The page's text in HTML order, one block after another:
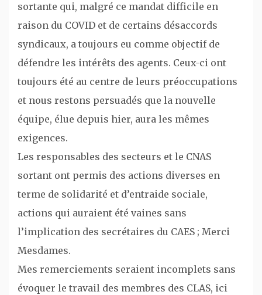
sortante qui, malgré ce mandat difficile en
raison du COVID et de certains désaccords
syndicaux, a toujours eu comme objectif de
défendre les intérêts des agents. Ceux-ci ont
toujours été au centre de leurs préoccupations
et nous restons persuadés que la nouvelle
équipe, élue depuis hier, aura les mêmes
exigences.
Les responsables des secteurs et le CNAS
sortant ont permis des actions diverses en
terme de solidarité et d’entraide sociale,
actions qui auraient été vaines sans
l’implication des secrétaires du CAES ; Merci
Mesdames.
Mes remerciements seraient incomplets sans
évoquer le travail des membres des CLAS, ici